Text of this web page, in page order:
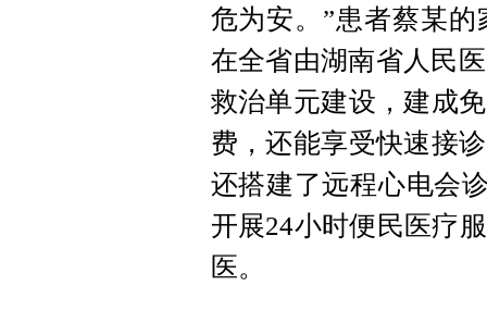
危为安。”患者蔡某
在全省由湖南省人民
救治单元建设，建成
费，还能享受快速接
还搭建了远程心电会
开展24小时便民医疗
医。